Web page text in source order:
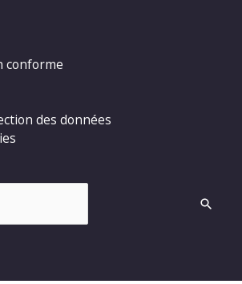
conforme
des données